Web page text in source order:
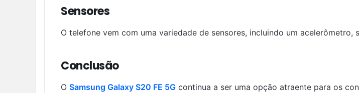
Sensores
O telefone vem com uma variedade de sensores, incluindo um
Conclusão
O Samsung Galaxy S20 FE 5G continua a ser uma opção atraente para os